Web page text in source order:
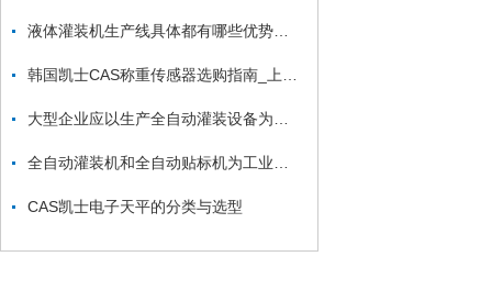
CAS凯士电子天平的分类与选型